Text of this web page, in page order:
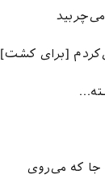
[برای کشت]
جا که می‌روی